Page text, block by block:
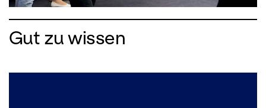
Gut zu wissen